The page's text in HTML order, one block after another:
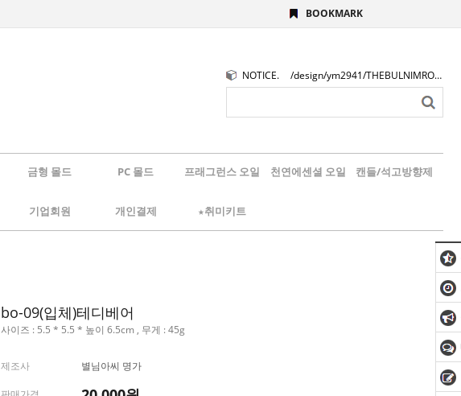
BOOKMARK
NOTICE. /design/ym2941/THEBULNIMROGO.png
금형 몰드 PC 몰드 프래그런스 오일 천연에센셜 오일 캔들/석고방향제
기업회원 개인결제 ★취미키트
bo-09(입체)테디베어
사이즈 : 5.5 * 5.5 * 높이 6.5cm , 무게 : 45g
제조사 별님아씨 명가